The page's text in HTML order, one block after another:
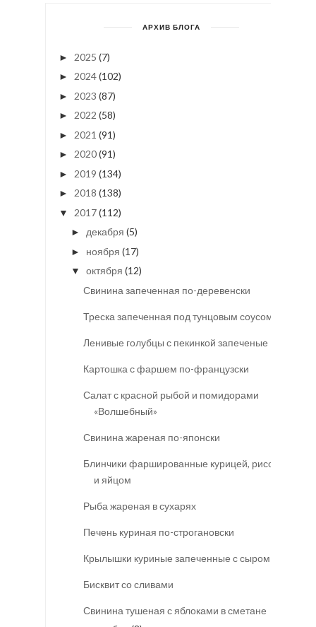
АРХИВ БЛОГА
► 2025 (7)
► 2024(102)
► 2023 (87)
► 2022 (58)
► 2021 (91)
► 2020(91)
► 2019 (134)
► 2018 (138)
▼ 2017(112)
► декабря (5)
► ноября (17)
▼ октября (12)
Свинина запеченная по-деревенски
Треска запеченная под тунцовым соусом
Ленивые голубцы с пекинкой запеченые
Картошка с фаршем по-французски
Салат с красной рыбой и помидорами
«Волшебный»
Свинина жареная по-японски
Блинчики фаршированные курицей, рисом
и яйцом
Рыба жареная в сухарях
Печень куриная по-строгановски
Крылышки куриные запеченные с сыром
Бисквит со сливами
Свинина тушеная с яблоками в сметане